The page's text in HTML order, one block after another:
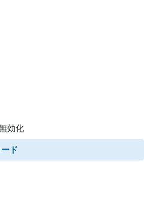
効化
ド